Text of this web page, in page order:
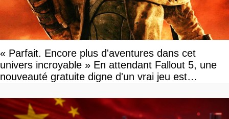
« Parfait. Encore plus d'aventures dans cet
univers incroyable » En attendant Fallout 5, une
nouveauté gratuite digne d'un vrai jeu est